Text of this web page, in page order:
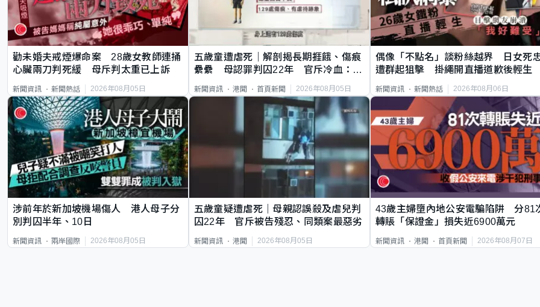
勸未婚夫戒煙爆命案 28歲女教師連捅
心臟兩刀判死緩 母斥判太重已上訴
新聞資訊 新聞熱話 2026年08月05日
五歲童遭虐死｜解剖揭長期捱餓、傷痕
纍纍 母認罪判囚22年 官斥冷血：同
新聞資訊 港聞 首頁新聞 2026年08月05日
偶像「不點名」談粉絲越界 日女死
遭群起狙擊 掛繩開直播道歉後輕生
新聞資訊 新聞熱話 2026年08月06日
涉前年於新加坡機場傷人 港人母子分
別判囚半年、10日
新聞資訊 兩岸國際 2026年08月05日
五歲童疑遭虐死｜母親認誤殺及虐兒判
囚22年 官斥被告殘忍、同類案最惡劣
新聞資訊 港聞 2026年08月05日
43歲主婦墮內地公安電騙陷阱 分81
轉賬「保證金」損失近6900萬元
新聞資訊 港聞 首頁新聞 2026年08月07日